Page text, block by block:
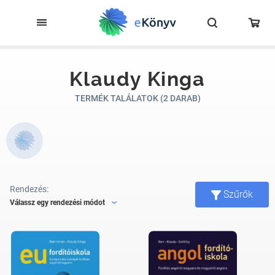
Klaudy Kinga
TERMÉK TALÁLATOK (2 DARAB)
Rendezés:
Válassz egy rendezési módot
Szűrők